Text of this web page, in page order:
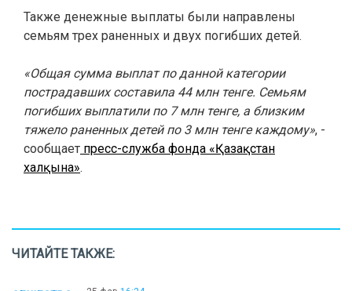
Также денежные выплаты были направлены
семьям трех раненных и двух погибших детей.
«Общая сумма выплат по данной категории
пострадавших составила 44 млн тенге. Семьям
погибших выплатили по 7 млн тенге, а близким
тяжело раненных детей по 3 млн тенге каждому», -
сообщает пресс-служба фонда «Қазақстан
халқына».
ЧИТАЙТЕ ТАКЖЕ: